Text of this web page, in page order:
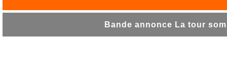
Bande annonce La tour